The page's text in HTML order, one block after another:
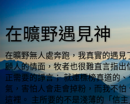
在曠野遇見神
在曠野無人處奔跑，我真實的遇見
顧人的情面，牧者也很難直言指出
正需要的諍言； 就連標榜真道的
氣，害怕人會走會掉粉，而我不怕
這裡。 主所要的不是淺薄的「信